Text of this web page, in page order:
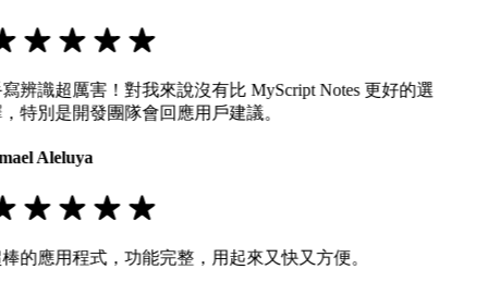
辨識超厲害！對我來說沒有比 MyScript Notes 更好的選
特別是開發團隊會回應用戶建議。
Aleluya
的應用程式，功能完整，用起來又快又方便。